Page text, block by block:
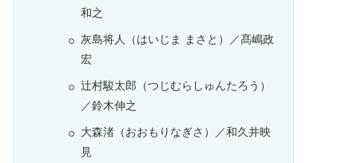
和之
灰島将人（はいじま まさと）／髙嶋政
宏
辻村駿太郎（つじむらしゅんたろう）
／鈴木伸之
大森渚（おおもりなぎさ）／和久井映
見